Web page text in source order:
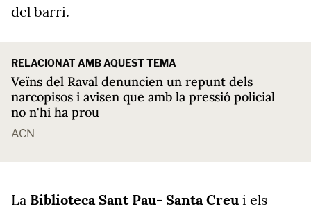
del barri.
RELACIONAT AMB AQUEST TEMA
Veïns del Raval denuncien un repunt dels
narcopisos i avisen que amb la pressió policial
no n'hi ha prou
ACN
La Biblioteca Sant Pau- Santa Creu i els